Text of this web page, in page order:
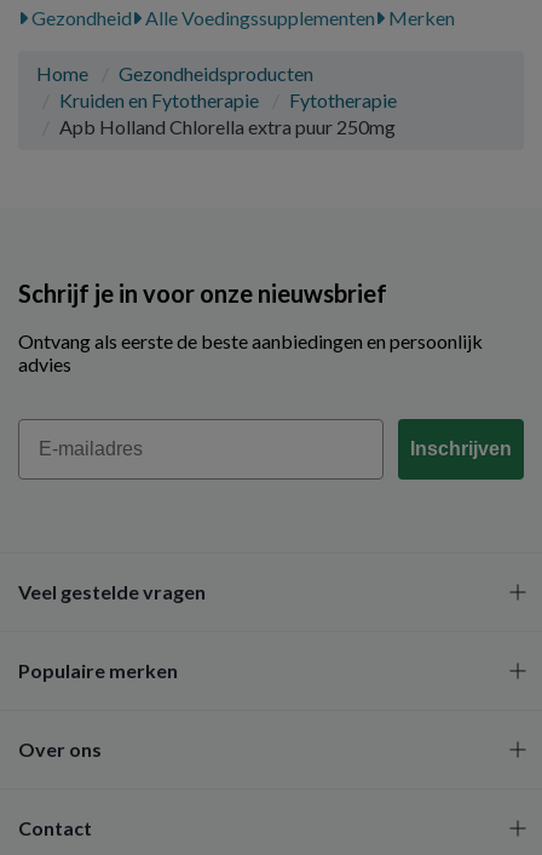
Gezondheid Alle Voedingssupplementen Merken
Home
Gezondheidsproducten
Kruiden en Fytotherapie
Fytotherapie
Apb Holland Chlorella extra puur 250mg
Schrijf je in voor onze nieuwsbrief
Ontvang als eerste de beste aanbiedingen en persoonlijk
advies
Email
Inschrijven
Veel gestelde vragen
Populaire merken
Over ons
Contact